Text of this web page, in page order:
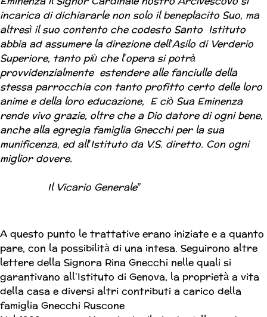
incarica di dichiararle non solo il beneplacito Suo, ma
altresì il suo contento che codesto Santo Istituto
abbia ad assumere la direzione dell’Asilo di Verderio
Superiore, tanto più che l’opera si potrà
provvidenzialmente estendere alle fanciulle della
stessa parrocchia con tanto profitto certo delle loro
anime e della loro educazione, E ciò Sua Eminenza
rende vivo grazie, oltre che a Dio datore di ogni bene,
anche alla egregia famiglia Gnecchi per la sua
munificenza, ed all’Istituto da V.S. diretto. Con ogni
miglior dovere.
Il Vicario Generale”
A questo punto le trattative erano iniziate e a quanto
pare, con la possibilità di una intesa. Seguirono altre
lettere della Signora Rina Gnecchi nelle quali si
garantivano all’Istituto di Genova, la proprietà a vita
della casa e diversi altri contributi a carico della
famiglia Gnecchi Ruscone